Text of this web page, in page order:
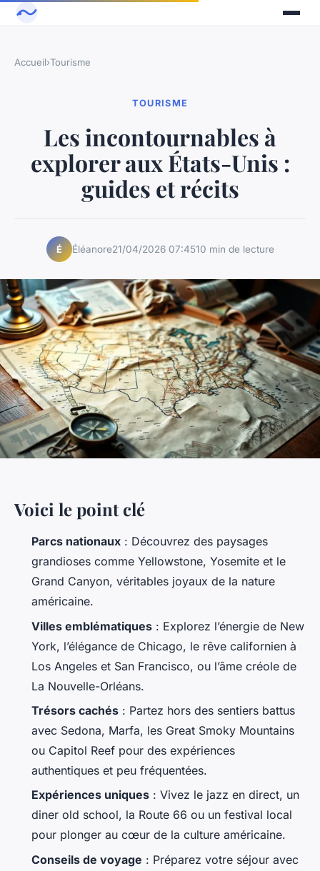
Accueil›Tourisme
TOURISME
Les incontournables à
explorer aux États-Unis :
guides et récits
É Éléanore21/04/2026 07:4510 min de lecture
Voici le point clé
Parcs nationaux : Découvrez des paysages
grandioses comme Yellowstone, Yosemite et le
Grand Canyon, véritables joyaux de la nature
américaine.
Villes emblématiques : Explorez l’énergie de New
York, l’élégance de Chicago, le rêve californien à
Los Angeles et San Francisco, ou l’âme créole de
La Nouvelle-Orléans.
Trésors cachés : Partez hors des sentiers battus
avec Sedona, Marfa, les Great Smoky Mountains
ou Capitol Reef pour des expériences
authentiques et peu fréquentées.
Expériences uniques : Vivez le jazz en direct, un
diner old school, la Route 66 ou un festival local
pour plonger au cœur de la culture américaine.
Conseils de voyage : Préparez votre séjour avec